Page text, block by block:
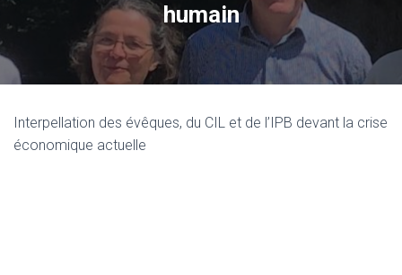
N
G
humain
Interpellation des évêques, du CIL et de l’IPB devant la crise
économique actuelle